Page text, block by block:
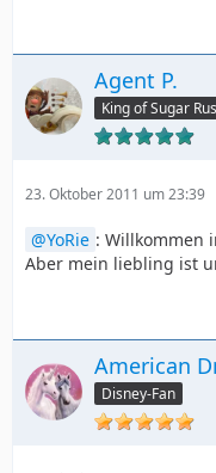
Agent P.
King of Sugar
23. Oktober 2011 um 23:39
YoRie : Willkommen
Aber mein liebling ist
American
Disney-Fan